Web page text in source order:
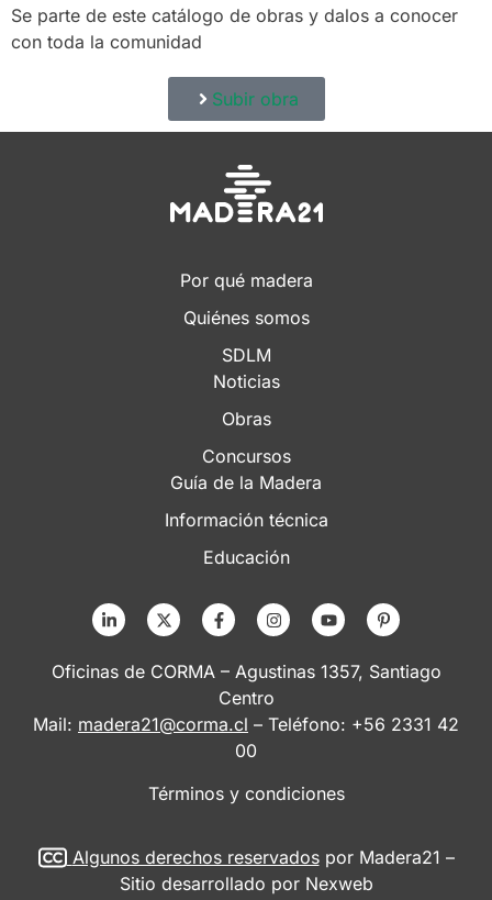
Se parte de este catálogo de obras y dalos a conocer
con toda la comunidad
Subir obra
Por qué madera
Quiénes somos
SDLM
Noticias
Obras
Concursos
Guía de la Madera
Información técnica
Educación
Oficinas de CORMA – Agustinas 1357, Santiago
Centro
Mail: madera21@corma.cl – Teléfono: +56 2331 42
00
Términos y condiciones
Algunos derechos reservadospor Madera21 –
Sitio desarrollado por Nexweb